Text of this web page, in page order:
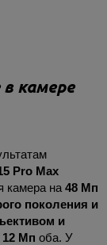
камере
Pro Max
камера на 48 Мп
поколения и
и
12 Мп оба. У